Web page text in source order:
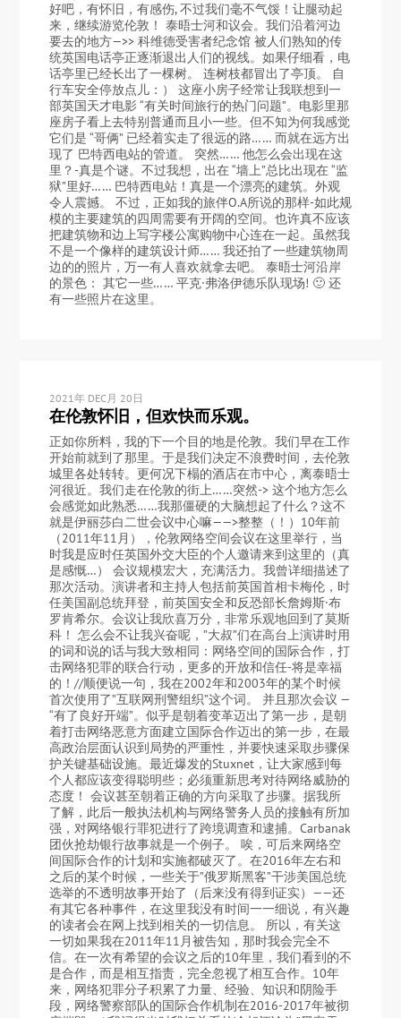
好吧，有怀旧，有感伤, 不过我们毫不气馁！让腿动起
来，继续游览伦敦！ 泰晤士河和议会。我们沿着河边
要去的地方—>> 科维德受害者纪念馆 被人们熟知的传
统英国电话亭正逐渐退出人们的视线。如果仔细看，电
话亭里已经长出了一棵树。 连树枝都冒出了亭顶。 自
行车安全停放点儿：） 这座小房子经常让我联想到一
部英国天才电影 “有关时间旅行的热门问题”。电影里那
座房子看上去特别普通而且小一些。但不知为何我感觉
它们是 “哥俩” 已经着实走了很远的路…… 而就在远方出
现了 巴特西电站的管道。 突然…… 他怎么会出现在这
里？-真是个谜。不过我想，出在 “墙上”总比出现在 “监
狱”里好…… 巴特西电站！真是一个漂亮的建筑。外观
令人震撼。 不过，正如我的旅伴O.A所说的那样-如此规
模的主要建筑的四周需要有开阔的空间。也许真不应该
把建筑物和边上写字楼公寓购物中心连在一起。虽然我
不是一个像样的建筑设计师…… 我还拍了一些建筑物周
边的的照片，万一有人喜欢就拿去吧。 泰晤士河沿岸
的景色： 其它一些…… 平克·弗洛伊德乐队现场! 🙂 还
有一些照片在这里。
2021年 DEC月 20日
在伦敦怀旧，但欢快而乐观。
正如你所料，我的下一个目的地是伦敦。我们早在工作
开始前就到了那里。于是我们决定不浪费时间，去伦敦
城里各处转转。更何况下榻的酒店在市中心，离泰晤士
河很近。我们走在伦敦的街上……突然-> 这个地方怎么
会感觉如此熟悉……我那僵硬的大脑想起了什么？这不
就是伊丽莎白二世会议中心嘛——>整整（！）10年前
（2011年11月），伦敦网络空间会议在这里举行，当
时我是应时任英国外交大臣的个人邀请来到这里的（真
是感慨…） 会议规模宏大，充满活力。我曾详细描述了
那次活动。演讲者和主持人包括前英国首相卡梅伦，时
任美国副总统拜登，前英国安全和反恐部长詹姆斯·布
罗肯希尔。会议让我欣喜万分，非常乐观地回到了莫斯
科！ 怎么会不让我兴奋呢，”大叔”们在高台上演讲时用
的词和说的话与我大致相同：网络空间的国际合作，打
击网络犯罪的联合行动，更多的开放和信任-将是幸福
的！//顺便说一句，我在2002年和2003年的某个时候
首次使用了”互联网刑警组织”这个词。 并且那次会议 —
“有了良好开端”。似乎是朝着变革迈出了第一步，是朝
着打击网络恶意方面建立国际合作迈出的第一步，在最
高政治层面认识到局势的严重性，并要快速采取步骤保
护关键基础设施。最近爆发的Stuxnet，让大家感到每
个人都应该变得聪明些；必须重新思考对待网络威胁的
态度！ 会议甚至朝着正确的方向采取了步骤。据我所
了解，此后一般执法机构与网络警务人员的接触有所加
强，对网络银行罪犯进行了跨境调查和逮捕。Carbanak
团伙抢劫银行故事就是一个例子。 唉，可后来网络空
间国际合作的计划和实施都破灭了。在2016年左右和
之后的某个时候，一些关于”俄罗斯黑客”干涉美国总统
选举的不透明故事开始了（后来没有得到证实）——还
有其它各种事件，在这里我没有时间一一细说，有兴趣
的读者会在网上找到相关的一切信息。 所以，有关这
一切如果我在2011年11月被告知，那时我会完全不
信。在一次有希望的会议之后的10年里，我们看到的不
是合作，而是相互指责，完全忽视了相互合作。10年
来，网络犯罪分子积累了力量、经验、知识和阴险手
段，网络警察部队的国际合作机制在2016-2017年被彻